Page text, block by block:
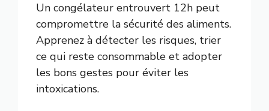
Un congélateur entrouvert 12h peut
compromettre la sécurité des aliments.
Apprenez à détecter les risques, trier
ce qui reste consommable et adopter
les bons gestes pour éviter les
intoxications.